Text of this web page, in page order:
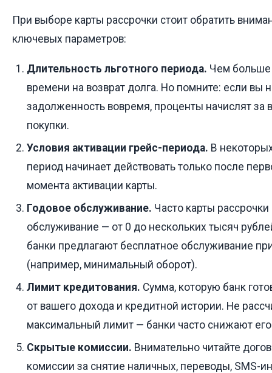
При выборе карты рассрочки стоит обратить
ключевых параметров:
Длительность льготного периода. Чем больше
времени на возврат долга. Но помните: если вы
задолженность вовремя, проценты начислят за
покупки.
Условия активации грейс-периода. В
период начинает действовать только после
момента активации карты.
Годовое обслуживание. Часто карты
обслуживание — от 0 до нескольких тысяч
банки предлагают бесплатное обслуживание
(например, минимальный оборот).
Лимит кредитования. Сумма, которую банк
от вашего дохода и кредитной истории. Не
максимальный лимит — банки часто снижают
Скрытые комиссии. Внимательно читайте
комиссии за снятие наличных, переводы, SMS-